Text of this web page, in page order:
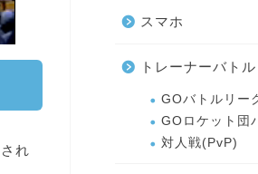
され
スマホ
トレーナーバトル
GOバトルリー
GOロケット団
対人戦(PvP)